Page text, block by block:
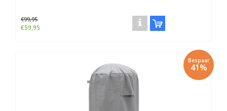
€99,95
€59,95
Bespaar
41%